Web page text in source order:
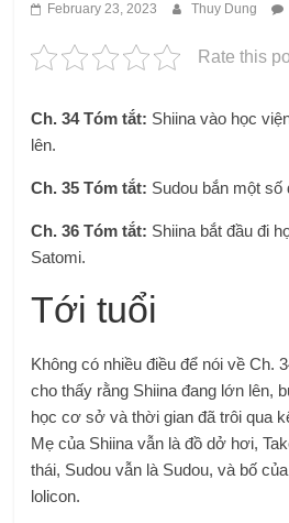
February 23, 2023 Thuy Dung
Rate this
Ch. 34 Tóm tắt: Shiina vào học
lên.
Ch. 35 Tóm tắt: Sudou bắn một
Ch. 36 Tóm tắt: Shiina bắt đầu đi
Satomi.
Tới tuổi
Không có nhiều điều để nói về Ch.
cho thấy rằng Shiina đang lớn lên,
học cơ sở và thời gian đã trôi qua
Mẹ của Shiina vẫn là đồ dở hơi,
thái, Sudou vẫn là Sudou, và bố
lolicon.